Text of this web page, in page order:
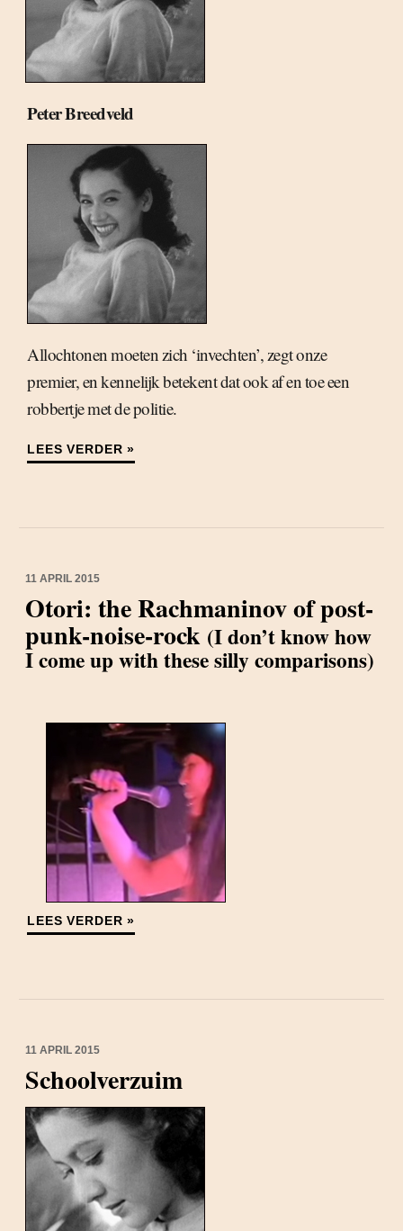
Peter Breedveld
Allochtonen moeten zich ‘invechten’, zegt onze
premier, en kennelijk betekent dat ook af en toe een
robbertje met de politie.
LEES VERDER »
11 APRIL 2015
Otori: the Rachmaninov of post-
punk-noise-rock (I don’t know how
I come up with these silly comparisons)
LEES VERDER »
11 APRIL 2015
Schoolverzuim